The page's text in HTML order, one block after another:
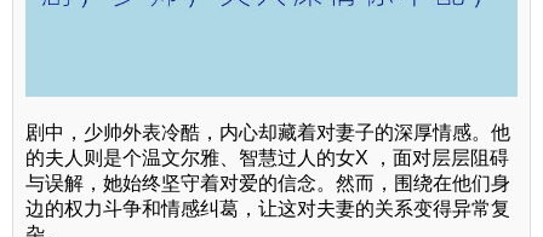
剧中，少帅外表冷酷，内心却藏着对妻子的深厚情感。他
的夫人则是个温文尔雅、智慧过人的女X ，面对层层阻碍
与误解，她始终坚守着对爱的信念。然而，围绕在他们身
边的权力斗争和情感纠葛，让这对夫妻的关系变得异常复